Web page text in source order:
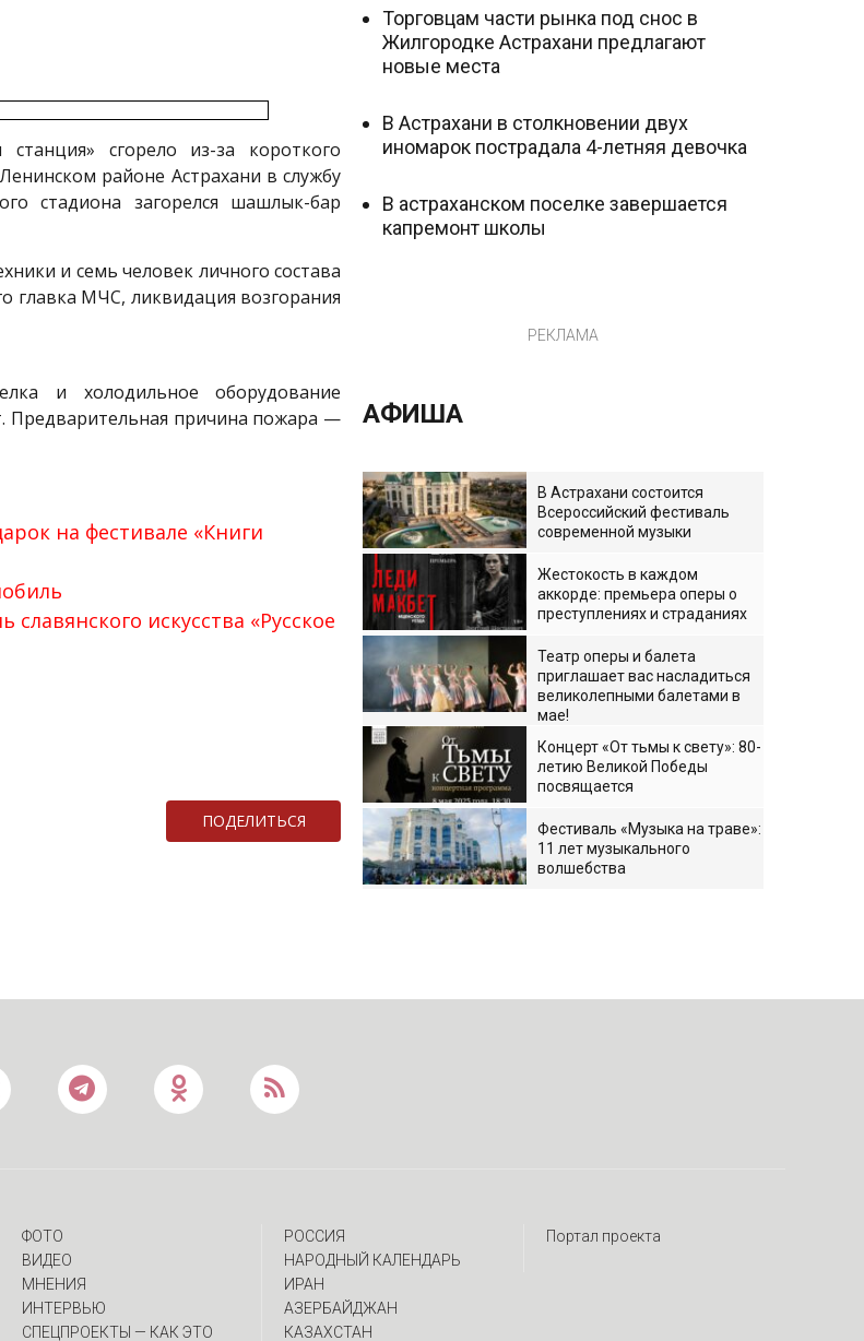
сгорело из-за короткого
районе Астрахани в службу
стадиона загорелся шашлык-бар
и семь человек личного состава
главка МЧС, ликвидация возгорания
и холодильное оборудование
Предварительная причина пожара —
на фестивале «Книги
искусства «Русское
ПОДЕЛИТЬСЯ
Торговцам части рынка под снос в
Жилгородке Астрахани предлагают
новые места
В Астрахани в столкновении двух
иномарок пострадала 4-летняя девочка
В астраханском поселке завершается
капремонт школы
РЕКЛАМА
АФИША
В Астрахани состоится
Всероссийский фестиваль
современной музыки
Жестокость в каждом
аккорде: премьера оперы о
преступлениях и страданиях
Театр оперы и балета
приглашает вас насладиться
великолепными балетами в
мае!
Концерт «От тьмы к свету»: 80-
летию Великой Победы
посвящается
Фестиваль «Музыка на траве»:
11 лет музыкального
волшебства
ФОТО
ВИДЕО
МНЕНИЯ
ИНТЕРВЬЮ
CПЕЦПРОЕКТЫ — КАК ЭТО
РОССИЯ
НАРОДНЫЙ КАЛЕНДАРЬ
ИРАН
АЗЕРБАЙДЖАН
КАЗАХСТАН
Портал проекта